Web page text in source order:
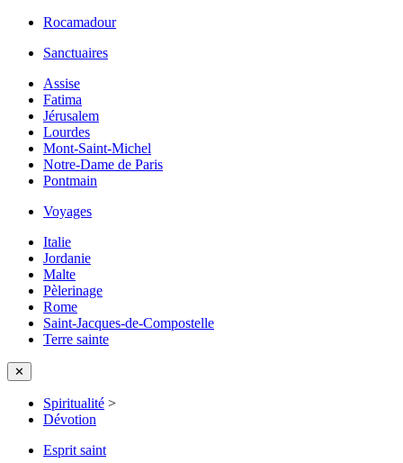
Rocamadour
Sanctuaires
Assise
Fatima
Jérusalem
Lourdes
Mont-Saint-Michel
Notre-Dame de Paris
Pontmain
Voyages
Italie
Jordanie
Malte
Pèlerinage
Rome
Saint-Jacques-de-Compostelle
Terre sainte
✕
Spiritualité >
Dévotion
Esprit saint